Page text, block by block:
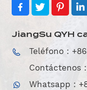
JiangSu QYH
Teléfono :
Contáctenos
Whatsapp :